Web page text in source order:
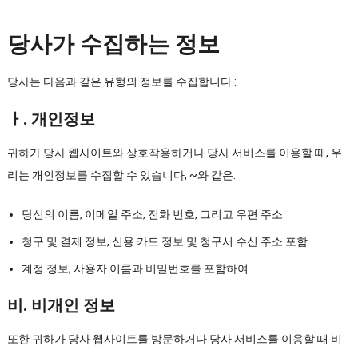
당사가 수집하는 정보
당사는 다음과 같은 유형의 정보를 수집합니다.:
ㅏ. 개인정보
귀하가 당사 웹사이트와 상호작용하거나 당사 서비스를 이용할 때, 우
리는 개인정보를 수집할 수 있습니다, ~와 같은:
당신의 이름, 이메일 주소, 전화 번호, 그리고 우편 주소.
청구 및 결제 정보, 신용 카드 정보 및 청구서 수신 주소 포함.
계정 정보, 사용자 이름과 비밀번호를 포함하여.
비. 비개인 정보
또한 귀하가 당사 웹사이트를 방문하거나 당사 서비스를 이용할 때 비